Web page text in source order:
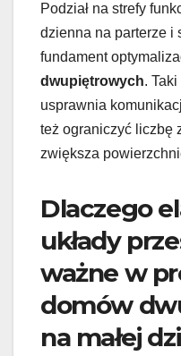
Podział na strefy
dzienna na parterze i
fundament
dwupiętrowych.
usprawnia
też ograniczyć liczbę
zwiększa
Dlaczego
układy
ważne w
domów
na małej